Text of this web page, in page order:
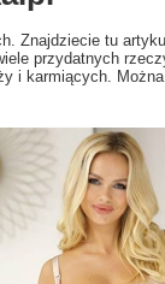
Znajdziecie tu
przydatnych
i karmiących.